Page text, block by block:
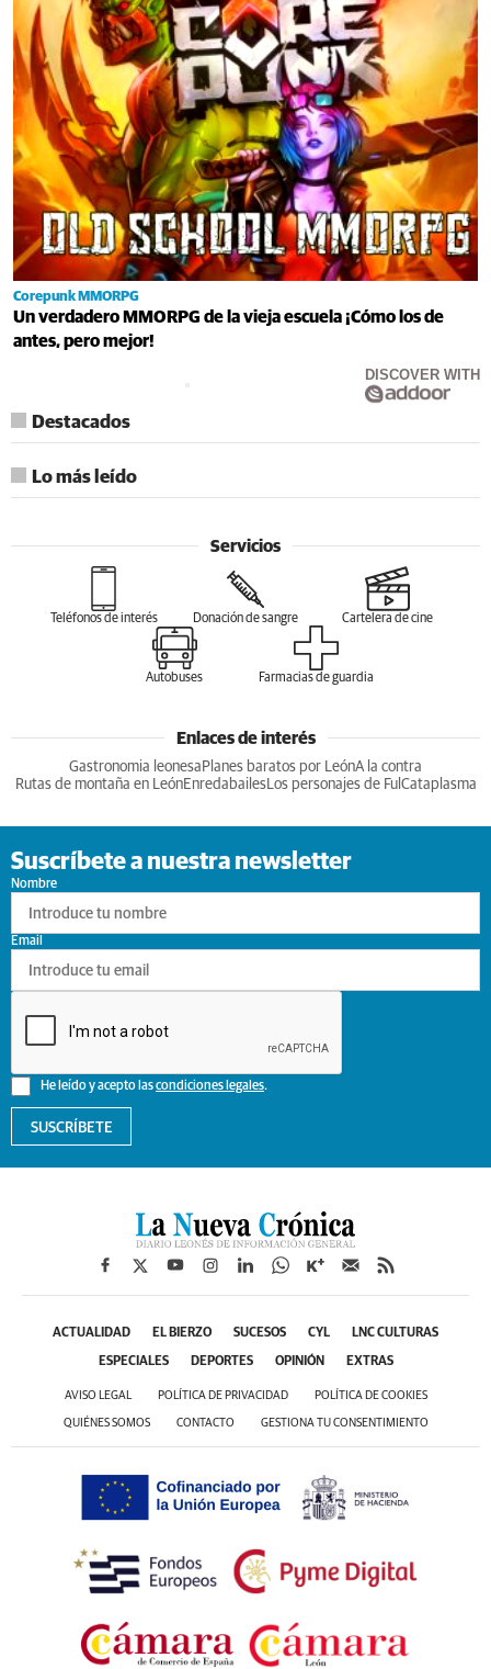
Corepunk MMORPG
Un verdadero MMORPG de la vieja escuela ¡Cómo los de
antes, pero mejor!
DISCOVER WITH
Destacados
Lo más leído
Servicios
Teléfonos de interés Donación de sangre Cartelera de cine
Autobuses Farmacias de guardia
Enlaces de interés
Gastronomia leonesa Planes baratos por LeónA la contra
Rutas de montaña en LeónEnredabailesLos personajes de Ful Cataplasma
Suscríbete a nuestra newsletter
Nombre
He leído y acepto lascondiciones legales.
Email
SUSCRÍBETE
ACTUALIDAD EL BIERZO SUCESOS CYL LNC CULTURAS
ESPECIALES DEPORTES OPINIÓN EXTRAS
AVISO LEGAL POLÍTICA DE PRIVACIDAD POLÍTICA DE COOKIES
QUIÉNES SOMOS CONTACTO GESTIONA TU CONSENTIMIENTO